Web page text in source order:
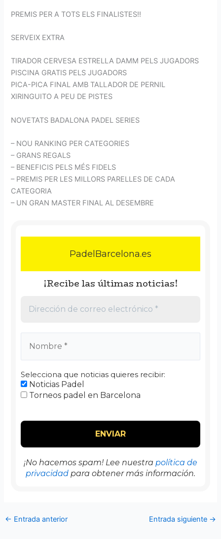
PREMIS PER A TOTS ELS FINALISTES!!
SERVEIX EXTRA
TIRADOR CERVESA ESTRELLA DAMM PELS JUGADORS
PISCINA GRATIS PELS JUGADORS
PICA-PICA FINAL AMB TALLADOR DE PERNIL
XIRINGUITO A PEU DE PISTES
NOVETATS BADALONA PADEL SERIES
– NOU RANKING PER CATEGORIES
– GRANS REGALS
– BENEFICIS PELS MÉS FIDELS
– PREMIS PER LES MILLORS PARELLES DE CADA
CATEGORIA
– UN GRAN MASTER FINAL AL DESEMBRE
PadelBarcelona.es
¡Recibe las últimas noticias!
Selecciona que noticias quieres recibir:
Noticias Padel
Torneos padel en Barcelona
¡No hacemos spam! Lee nuestra política de
privacidad para obtener más información.
← Entrada anterior Entrada siguiente →